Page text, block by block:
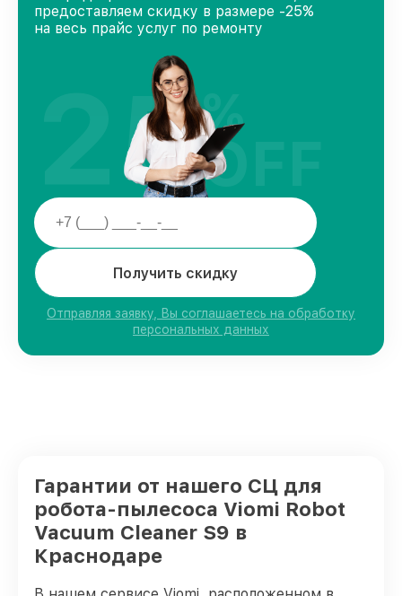
предоставляем скидку в размере -25%
на весь прайс услуг по ремонту
Получить скидку
Отправляя заявку, Вы соглашаетесь на обработку
персональных данных
25%
OFF
Гарантии от нашего СЦ для
робота-пылесоса Viomi Robot
Vacuum Cleaner S9 в
Краснодаре